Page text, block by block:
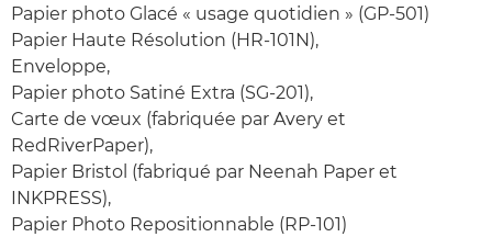
Papier photo Glacé « usage quotidien » (GP-501)
Papier Haute Résolution (HR-101N),
Enveloppe,
Papier photo Satiné Extra (SG-201),
Carte de vœux (fabriquée par Avery et
RedRiverPaper),
Papier Bristol (fabriqué par Neenah Paper et
INKPRESS),
Papier Photo Repositionnable (RP-101)